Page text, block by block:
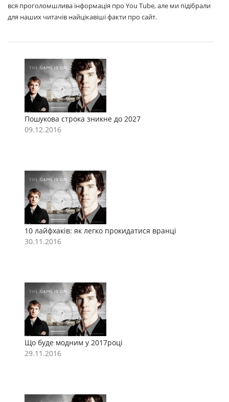
вся проголомшлива інформація про You Tube, але ми підібрали
для наших читачів найцікавіші факти про сайт.
Пошукова строка зникне до 2027
09.12.2016
10 лайфхаків: як легко прокидатися вранці
30.11.2016
Що буде модним у 2017році
29.11.2016